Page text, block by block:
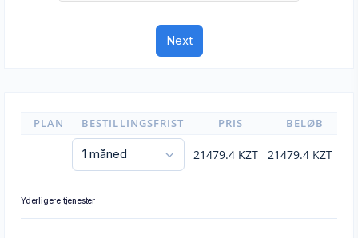
PLAN BESTILLINGSFRIST PRIS BELØB
21479.4 KZT 21479.4 KZT
Yderligere tjenester